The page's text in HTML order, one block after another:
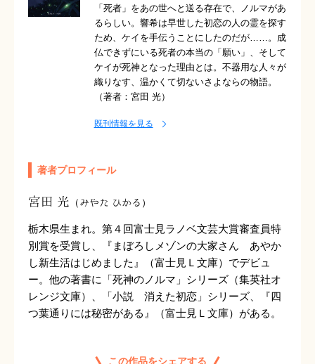
「死者」をあの世へと送る存在で、ノルマがあ
るらしい。響希は早世した初恋の人の霊を探す
ため、ケイを手伝うことにしたのだが……。成
仏できずにいる死者の本当の「願い」、そして
ケイが死神となった理由とは。不器用な人々が
織りなす、温かくて切ないさよならの物語。
（著者：宮田 光）
既刊情報を見る
著者プロフィール
宮田 光 （みやた ひかる）
栃木県生まれ。第４回富士見ラノベ文芸大賞審査員特
別賞を受賞し、『まぼろしメゾンの大家さん あやか
し新生活はじめました』（富士見Ｌ文庫）でデビュ
ー。他の著書に「死神のノルマ」シリーズ（集英社オ
レンジ文庫）、「小説 消えた初恋」シリーズ、『四
つ葉通りには秘密がある』（富士見Ｌ文庫）がある。
この作品をシェアする